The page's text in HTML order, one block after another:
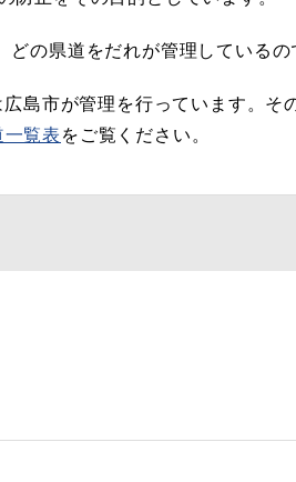
の県道をだれが管理しているの
島市が管理を行っています。そ
覧表をご覧ください。